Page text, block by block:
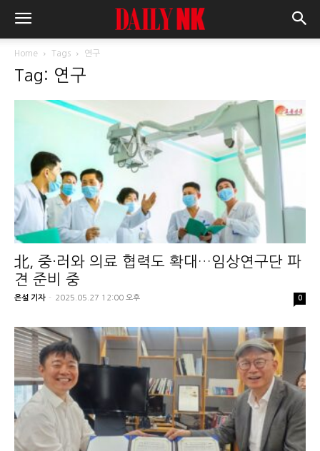
Home Tags 연구
Tag: 연구
北, 중·러와 의료 협력도 확대…임상연구단 파
견 준비 중
은설 기자 - 2025.05.27 12:00 오후 0